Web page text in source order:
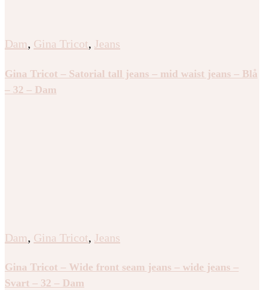
Dam, Gina Tricot, Jeans
Gina Tricot – Satorial tall jeans – mid waist jeans – Blå
– 32 – Dam
Dam, Gina Tricot, Jeans
Gina Tricot – Wide front seam jeans – wide jeans –
Svart – 32 – Dam